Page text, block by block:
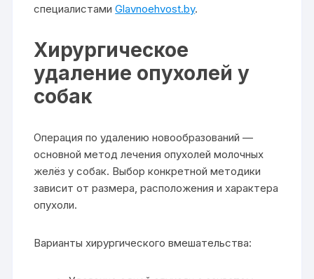
специалистамиGlavnoehvost.by.
Хирургическое
удаление опухолей у
собак
Операция по удалению новообразований —
основной метод лечения опухолей молочных
желёз у собак. Выбор конкретной методики
зависит от размера, расположения и характера
опухоли.
Варианты хирургического вмешательства: